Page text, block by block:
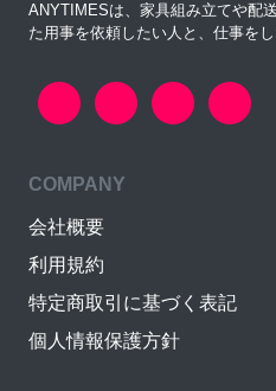
ANYTIMESは、家具組み立てや配
た用事を依頼したい人と、仕事を
COMPANY
会社概要
利用規約
特定商取引に基づく表記
個人情報保護方針